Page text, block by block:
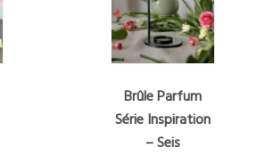
Brûle Parfum
Série Inspiration
– Seis